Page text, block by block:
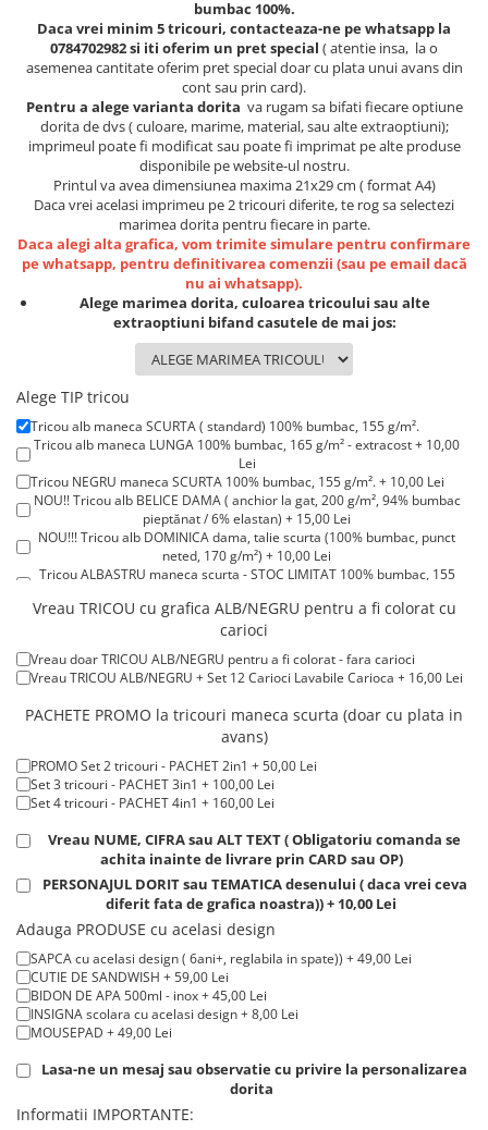
Cadouri Cuplu
Fashion
Pijamale de CRACIUN
Pijamale de dama
Pijamale de barbati
Halate si capoate
Pijamale
WINTER Collection
Halate si pijamale Family
Incaltaminte
Seturi elegante femei
Pijamale BIG SIZE femei
Cadouri ocazii speciale
Tricouri de craciun
Tricouri de cuplu Valentine's Day
Valentine's Day
Cadouri pentru Bunici
Cadouri Craciun
Cadouri pentru profesori sau absolventi
Cadouri Traditionale Romanesti
8 Martie
Cadouri pentru CUPLU El & Ea
Cadouri Iubitori de animale
Cadouri GRAVIDE
Cadouri pentru sportivi
Cadouri Pensionare
Cadouri Colegi, sefi sau angajati
Cadouri pentru Doctori
Cadouri pentru Sfânta Maria
Martisoare
bumbac 100%.
Daca vrei minim 5 tricouri, contacteaza-ne pe whatsapp la
0784702982 si iti oferim un pret special ( atentie insa, la o
asemenea cantitate oferim pret special doar cu plata unui avans din
cont sau prin card).
Pentru a alege varianta dorita va rugam sa bifati fiecare optiune
dorita de dvs ( culoare, marime, material, sau alte extraoptiuni);
imprimeul poate fi modificat sau poate fi imprimat pe alte produse
disponibile pe website-ul nostru.
Printul va avea dimensiunea maxima 21x29 cm ( format A4)
Daca vrei acelasi imprimeu pe 2 tricouri diferite, te rog sa selectezi
marimea dorita pentru fiecare in parte.
Daca alegi alta grafica, vom trimite simulare pentru confirmare
pe whatsapp, pentru definitivarea comenzii (sau pe email dacă
nu ai whatsapp).
Alege marimea dorita, culoarea tricoului sau alte
extraoptiuni bifand casutele de mai jos:
Alege TIP tricou
Tricou alb maneca SCURTA ( standard) 100% bumbac, 155 g/m².
Tricou alb maneca LUNGA 100% bumbac, 165 g/m² - extracost + 10,00
Lei
Tricou NEGRU maneca SCURTA 100% bumbac, 155 g/m². + 10,00 Lei
NOU!! Tricou alb BELICE DAMA ( anchior la gat, 200 g/m², 94% bumbac
pieptănat / 6% elastan) + 15,00 Lei
NOU!!! Tricou alb DOMINICA dama, talie scurta (100% bumbac, punct
neted, 170 g/m²) + 10,00 Lei
Tricou ALBASTRU maneca scurta - STOC LIMITAT 100% bumbac, 155
Tricou ROSU maneca scurta 100% bumbac, 155 g/m². + 15,00 Lei
Tricou POLO alb maneca SCURTA 200-220 g/m² - marimi COPII + 15,00
Tricou POLO alb maneca LUNGA 200-220 g/m² marimi COPII + 20,00
Lei
Tricou ROSU maneca LUNGA ( STOC LIMITAT) 100% bumbac, 165 g/m²
- extracost + 20,00 Lei
Vreau TRICOU cu grafica ALB/NEGRU pentru a fi colorat cu
carioci
Vreau doar TRICOU ALB/NEGRU pentru a fi colorat - fara carioci
Vreau TRICOU ALB/NEGRU + Set 12 Carioci Lavabile Carioca + 16,00 Lei
PACHETE PROMO la tricouri maneca scurta (doar cu plata in
avans)
PROMO Set 2 tricouri - PACHET 2in1 + 50,00 Lei
Set 3 tricouri - PACHET 3in1 + 100,00 Lei
Set 4 tricouri - PACHET 4in1 + 160,00 Lei
Vreau NUME, CIFRA sau ALT TEXT ( Obligatoriu comanda se
achita inainte de livrare prin CARD sau OP)
PERSONAJUL DORIT sau TEMATICA desenului ( daca vrei ceva
diferit fata de grafica noastra)) + 10,00 Lei
Adauga PRODUSE cu acelasi design
SAPCA cu acelasi design ( 6ani+, reglabila in spate)) + 49,00 Lei
CUTIE DE SANDWISH + 59,00 Lei
BIDON DE APA 500ml - inox + 45,00 Lei
INSIGNA scolara cu acelasi design + 8,00 Lei
MOUSEPAD + 49,00 Lei
Lasa-ne un mesaj sau observatie cu privire la personalizarea
dorita
Informatii IMPORTANTE: